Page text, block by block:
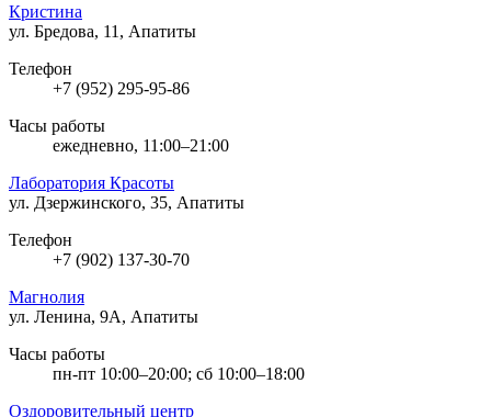
Кристина
ул. Бредова, 11, Апатиты
Телефон
+7 (952) 295-95-86
Часы работы
ежедневно, 11:00–21:00
Лаборатория Красоты
ул. Дзержинского, 35, Апатиты
Телефон
+7 (902) 137-30-70
Магнолия
ул. Ленина, 9А, Апатиты
Часы работы
пн-пт 10:00–20:00; сб 10:00–18:00
Оздоровительный центр